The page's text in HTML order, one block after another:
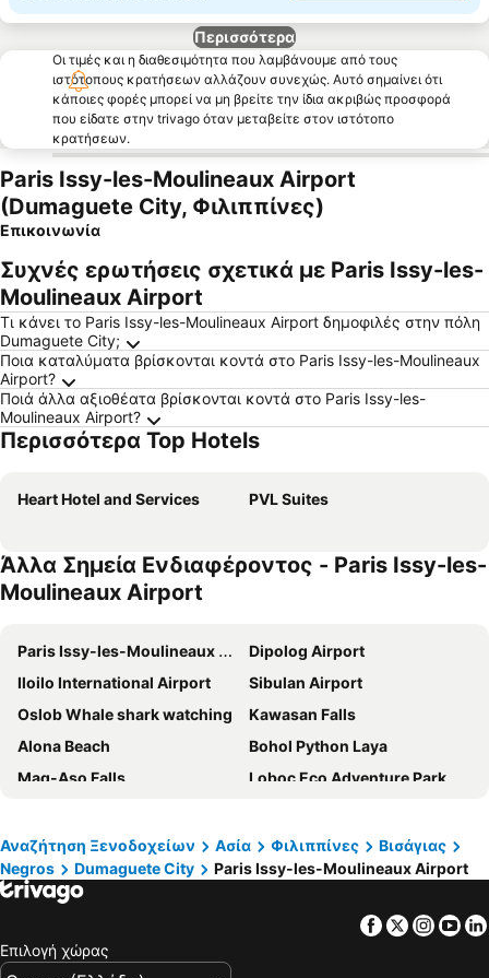
Περισσότερα
Οι τιμές και η διαθεσιμότητα που λαμβάνουμε από τους
ιστότοπους κρατήσεων αλλάζουν συνεχώς. Αυτό σημαίνει ότι
κάποιες φορές μπορεί να μη βρείτε την ίδια ακριβώς προσφορά
που είδατε στην trivago όταν μεταβείτε στον ιστότοπο
κρατήσεων.
Paris Issy-les-Moulineaux Airport
(Dumaguete City, Φιλιππίνες)
Επικοινωνία
Συχνές ερωτήσεις σχετικά με Paris Issy-les-
Moulineaux Airport
Τι κάνει το Paris Issy-les-Moulineaux Airport δημοφιλές στην πόλη
Dumaguete City;
Ποια καταλύματα βρίσκονται κοντά στο Paris Issy-les-Moulineaux
Airport?
Ποιά άλλα αξιοθέατα βρίσκονται κοντά στο Paris Issy-les-
Moulineaux Airport?
Περισσότερα Top Hotels
Heart Hotel and Services PVL Suites
Άλλα Σημεία Ενδιαφέροντος - Paris Issy-les-
Moulineaux Airport
Paris Issy-les-Moulineaux Airport
Dipolog Airport
Iloilo International Airport
Sibulan Airport
Oslob Whale shark watching
Kawasan Falls
Alona Beach
Bohol Python Laya
Mag-Aso Falls
Loboc Eco Adventure Park
Fuente Osmeña
SeaQuest Dive Center
Mabolo
Διεθνές Αεροδρόμιο Τσεμπού
Labo Airport
Maria Cristina Falls
Bacolod–Silay International Airport
Αναζήτηση Ξενοδοχείων Ασία Φιλιππίνες
Βισάγιας
Negros
Dumaguete City Paris Issy-les-Moulineaux Airport
Facebook
Twitter
Επιλογή χώρας